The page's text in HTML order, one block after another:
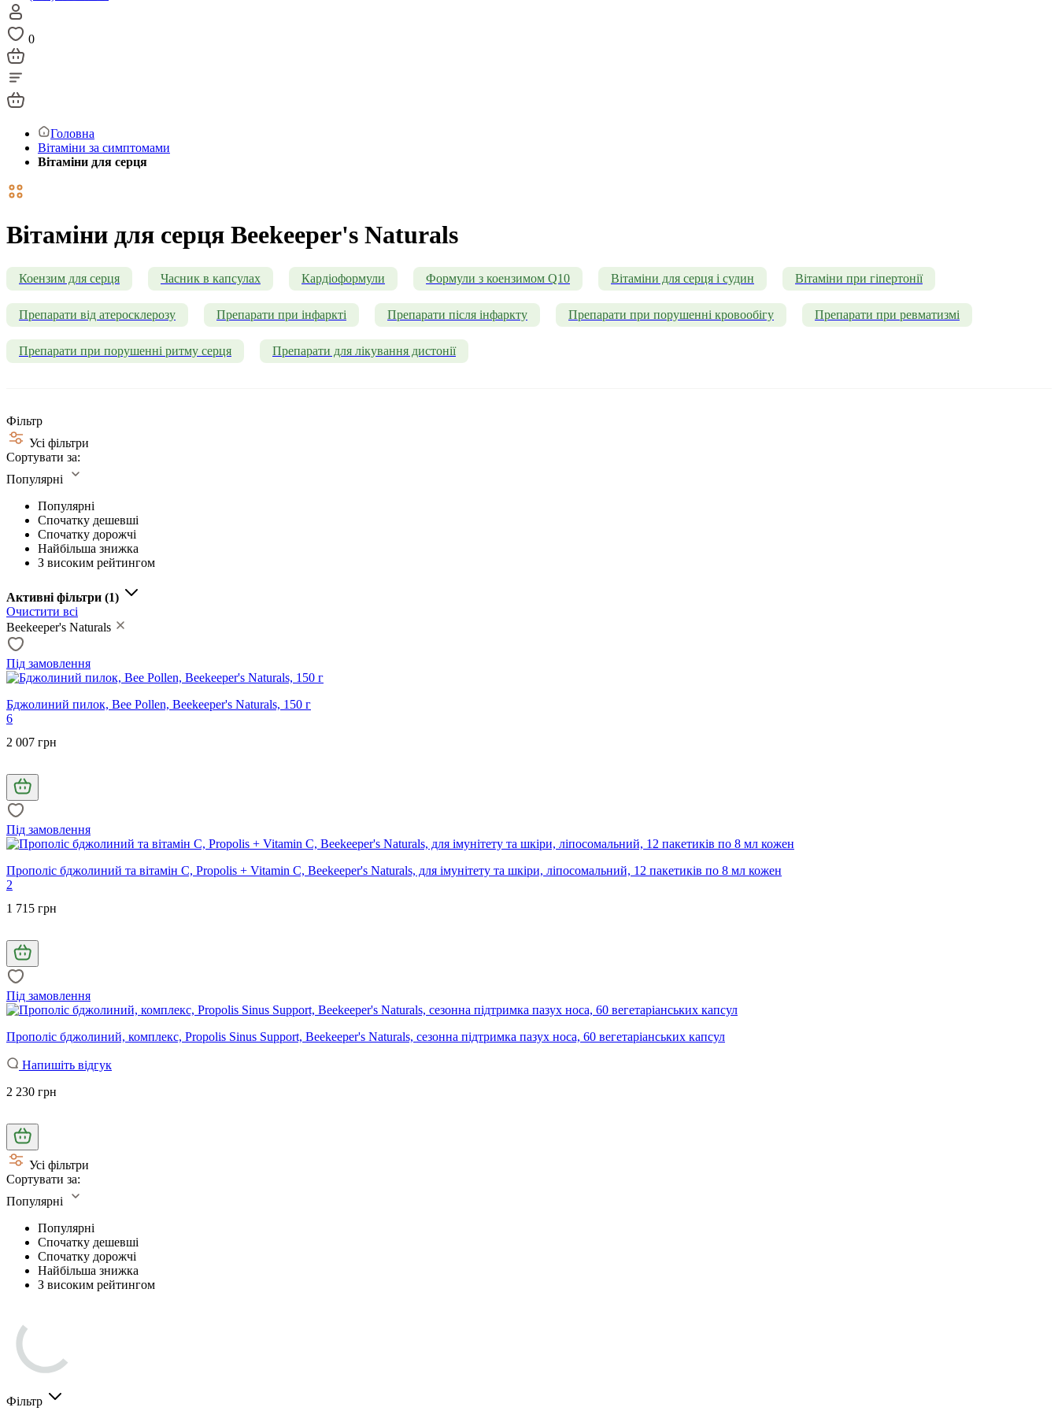
0
Головна
Вітаміни за симптомами
Вітаміни для серця
Вітаміни для серця Beekeeper's Naturals
Коензим для серця Часник в капсулах Кардіоформули Формули з коензимом Q10 Вітаміни для серця і судин Вітаміни при гіпертонії
Препарати від атеросклерозу Препарати при інфаркті Препарати після інфаркту Препарати при порушенні кровообігу Препарати при ревматизмі
Препарати при порушенні ритму серця Препарати для лікування дистонії
Фільтр
Усі фільтри
Сортувати за:
Популярні
Популярні
Спочатку дешевші
Спочатку дорожчі
Найбільша знижка
З високим рейтингом
Активні фільтри (1)
Очистити всі
Beekeeper's Naturals
Під замовлення
Бджолиний пилок, Bee Pollen, Beekeeper's Naturals, 150 г
6
2 007 грн
Під замовлення
Прополіс бджолиний та вітамін С, Propolis + Vitamin C, Beekeeper's Naturals, для імунітету та шкіри, ліпосомальний, 12 пакетиків по 8 мл кожен
2
1 715 грн
Під замовлення
Прополіс бджолиний, комплекс, Propolis Sinus Support, Beekeeper's Naturals, сезонна підтримка пазух носа, 60 вегетаріанських капсул
Напишіть відгук
2 230 грн
Усі фільтри
Сортувати за:
Популярні
Популярні
Спочатку дешевші
Спочатку дорожчі
Найбільша знижка
З високим рейтингом
Фільтр